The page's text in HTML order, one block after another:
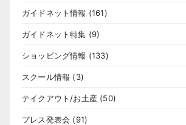
ガイドネット情報 (161)
ガイドネット特集 (9)
ショッピング情報 (133)
スクール情報 (3)
テイクアウト/お土産 (50)
プレス発表会 (91)